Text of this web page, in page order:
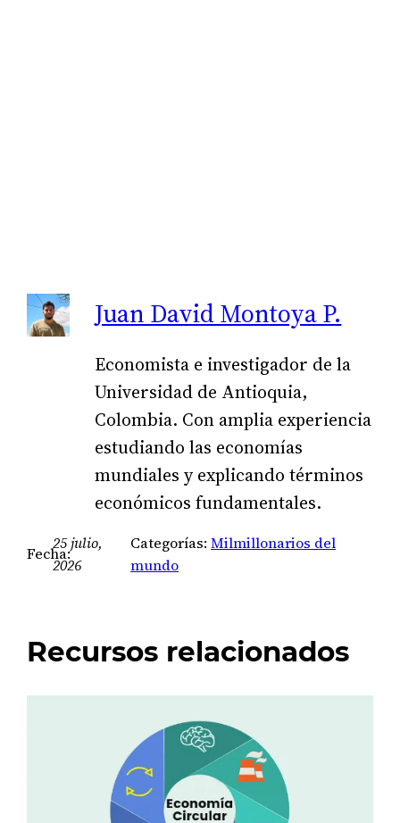
Juan David Montoya P.
Economista e investigador de la
Universidad de Antioquia,
Colombia. Con amplia experiencia
estudiando las economías
mundiales y explicando términos
económicos fundamentales.
Fecha:
25 julio,
2026
Categorías:Milmillonarios del
mundo
Recursos relacionados